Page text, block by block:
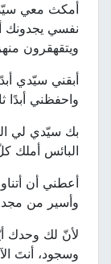
أمكث معي سيّدي
نفسي يجدونك
ويتقهقرون
أبقني سيّدي
واحفظني أبدًا
بك سيّدي لي
البائس أملك
أعطني أن
وأسير من مجد
لأنّ لك وحدك
وسجود، أنتَ